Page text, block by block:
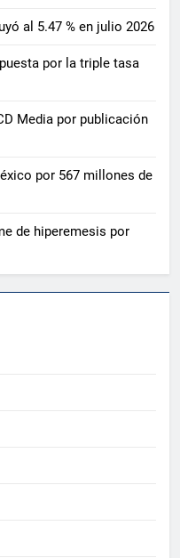
al 5.47 % en julio 2026
por la triple tasa
Media por publicación
por 567 millones de
de hiperemesis por